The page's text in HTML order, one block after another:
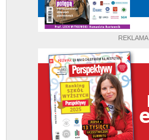
REKLAMA